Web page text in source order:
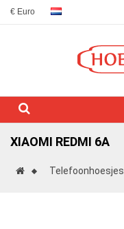
€ Euro
XIAOMI REDMI 6A
Telefoonhoesjes